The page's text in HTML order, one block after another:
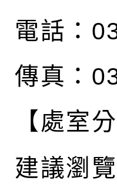
電話：
傳真：
【處室
建議瀏